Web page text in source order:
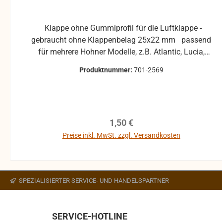
gebraucht ohne Klappenbelag 25x22 mm passend
für mehrere Hohner Modelle, z.B. Atlantic, Lucia,
um Rücksendungen zu vermeiden. Rücksendungen
gehen auf Kosten des Käufers. bei defekten Artikel
ausgeschlossen.
Produktnummer: 701-2569
Regulärer Preis:
1,50 €
Preise inkl. MwSt. zzgl. Versandkosten
SPEZIALISIERTER SERVICE- UND HANDELSPARTNER
SERVICE-HOTLINE